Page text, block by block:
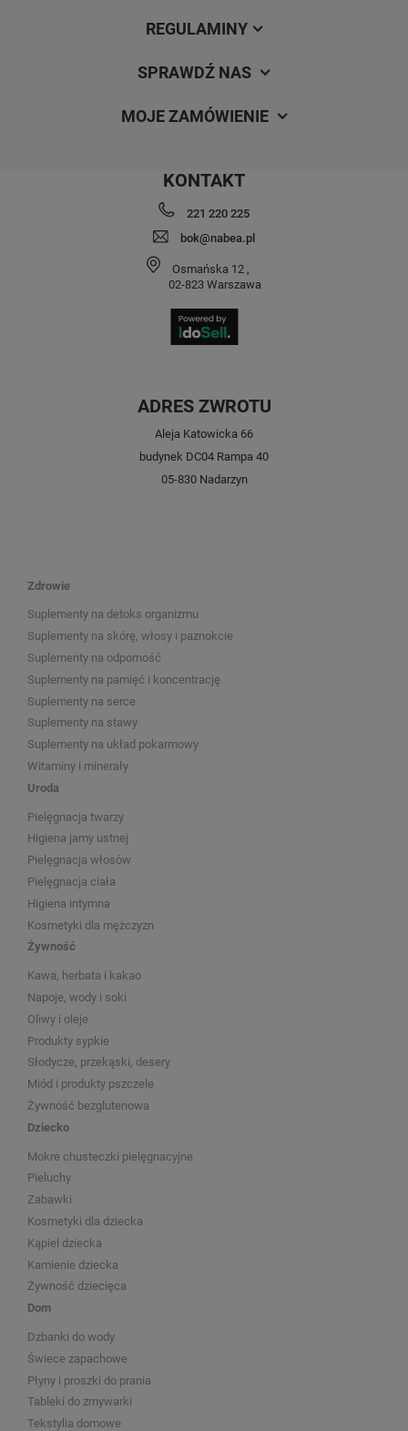
REGULAMINY
SPRAWDŹ NAS
MOJE ZAMÓWIENIE
KONTAKT
221 220 225
bok@nabea.pl
Osmańska 12 ,
02-823 Warszawa
ADRES ZWROTU
Aleja Katowicka 66
budynek DC04 Rampa 40
05-830 Nadarzyn
Zdrowie
Suplementy na detoks organizmu
Suplementy na skórę, włosy i paznokcie
Suplementy na odporność
Suplementy na pamięć i koncentrację
Suplementy na serce
Suplementy na stawy
Suplementy na układ pokarmowy
Witaminy i minerały
Uroda
Pielęgnacja twarzy
Higiena jamy ustnej
Pielęgnacja włosów
Pielęgnacja ciała
Higiena intymna
Kosmetyki dla mężczyzn
Żywność
Kawa, herbata i kakao
Napoje, wody i soki
Oliwy i oleje
Produkty sypkie
Słodycze, przekąski, desery
Miód i produkty pszczele
Żywność bezglutenowa
Dziecko
Mokre chusteczki pielęgnacyjne
Pieluchy
Zabawki
Kosmetyki dla dziecka
Kąpiel dziecka
Kamienie dziecka
Żywność dziecięca
Dom
Dzbanki do wody
Świece zapachowe
Płyny i proszki do prania
Tableki do zmywarki
Tekstylia domowe